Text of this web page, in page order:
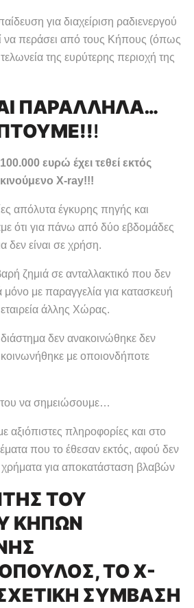
για διαχείριση ραδιενεργού
να περάσει από τους Κήπους (όπως
της ευρύτερης περιοχή της
ΠΑΡΑΛΛΗΛΑ…
!
ευρώ έχει τεθεί εκτός
X-ray!!!
απόλυτα έγκυρης πηγής και
ότι για πάνω από δύο εβδομάδες
δεν είναι σε χρήση.
ζημιά σε ανταλλακτικό που δεν
μόνο με παραγγελία για κατασκευή
άλλης Χώρας.
δεν ανακοινώθηκε δεν
με οποιονδήποτε
του να σημειώσουμε…
αξιόπιστες πληροφορίες και στο
που το έθεσαν εκτός, αφού δεν
για αποκατάσταση βλαβών
ΤΟΥ
ΚΗΠΩΝ
ΤΟ X-
ΣΧΕΤΙΚΗ ΣΥΜΒΑΣΗ